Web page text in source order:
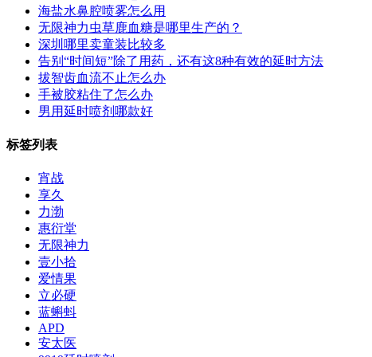
海盐水鼻腔喷雾怎么用
无限神力虫草鹿血糖是哪里生产的？
深圳哪里卖童装比较多
告别“时间短”除了用药，还有这8种有效的延时方法
拔智齿血流不止怎么办
手被胶粘住了怎么办
男用延时喷剂哪款好
标签列表
宵战
享久
力渤
惠衍堂
无限神力
壹小拾
爱情果
立必硬
蓝蝌蚪
APD
安太医